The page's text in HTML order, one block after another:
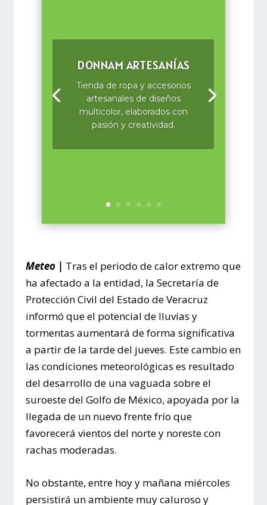
DONNAM ARTESANÍAS
Tienda de ropa y accesorios
artesanales de diseños
multicolor, elaborados con
pasión y creatividad.
Meteo | Tras el periodo de calor extremo que
ha afectado a la entidad, la Secretaría de
Protección Civil del Estado de Veracruz
informó que el potencial de lluvias y
tormentas aumentará de forma significativa
a partir de la tarde del jueves. Este cambio en
las condiciones meteorológicas es resultado
del desarrollo de una vaguada sobre el
suroeste del Golfo de México, apoyada por la
llegada de un nuevo frente frío que
favorecerá vientos del norte y noreste con
rachas moderadas.
No obstante, entre hoy y mañana miércoles
persistirá un ambiente muy caluroso y